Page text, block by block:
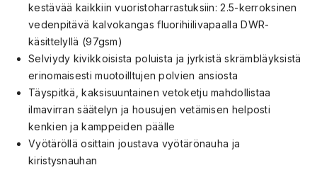
kestävää kaikkiin vuoristoharrastuksiin: 2.5-kerroksinen
vedenpitävä kalvokangas fluorihiilivapaalla DWR-
käsittelyllä (97gsm)
Selviydy kivikkoisista poluista ja jyrkistä skrämbläyksistä
erinomaisesti muotoilltujen polvien ansiosta
Täyspitkä, kaksisuuntainen vetoketju mahdollistaa
ilmavirran säätelyn ja housujen vetämisen helposti
kenkien ja kamppeiden päälle
Vyötäröllä osittain joustava vyötärönauha ja
kiristysnauhan